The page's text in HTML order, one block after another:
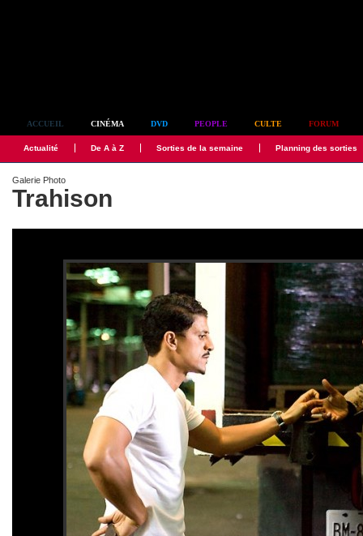
ACCUEIL CINÉMA DVD PEOPLE CULTE FORUM
Actualité De A à Z Sorties de la semaine Planning des sorties
Galerie Photo
Trahison